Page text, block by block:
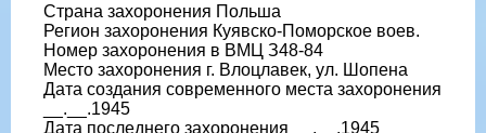
Страна захоронения Польша
Регион захоронения Куявско-Поморское воев.
Номер захоронения в ВМЦ З48-84
Место захоронения г. Влоцлавек, ул. Шопена
Дата создания современного места захоронения
__.__.1945
Дата последнего захоронения __.__.1945